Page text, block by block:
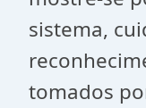
sistema,
tomados